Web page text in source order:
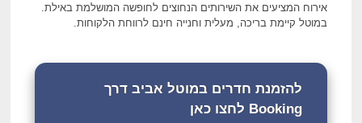
אירוח המציעים את השירותים הנחוצים לחופשה המושלמת באילת.
במוטל קיימת בריכה, מעלית וחנייה חינם לרווחת הלקוחות.
להזמנת חדרים במוטל אביב דרך
Booking לחצו כאן